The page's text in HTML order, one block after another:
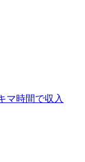
マ時間で収入